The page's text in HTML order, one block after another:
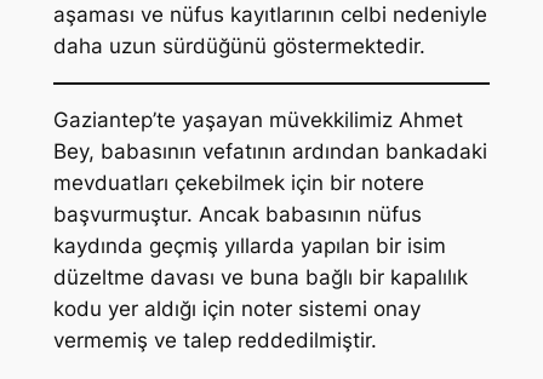
aşaması ve nüfus kayıtlarının celbi nedeniyle
daha uzun sürdüğünü göstermektedir.
Gaziantep’te yaşayan müvekkilimiz Ahmet
Bey, babasının vefatının ardından bankadaki
mevduatları çekebilmek için bir notere
başvurmuştur. Ancak babasının nüfus
kaydında geçmiş yıllarda yapılan bir isim
düzeltme davası ve buna bağlı bir kapalılık
kodu yer aldığı için noter sistemi onay
vermemiş ve talep reddedilmiştir.